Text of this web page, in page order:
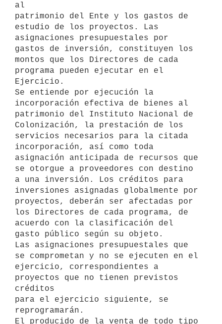
al
patrimonio del Ente y los gastos de
estudio de los proyectos. Las
asignaciones presupuestales por
gastos de inversión, constituyen los
montos que los Directores de cada
programa pueden ejecutar en el
Ejercicio.
Se entiende por ejecución la
incorporación efectiva de bienes al
patrimonio del Instituto Nacional de
Colonización, la prestación de los
servicios necesarios para la citada
incorporación, así como toda
asignación anticipada de recursos que
se otorgue a proveedores con destino
a una inversión. Los créditos para
inversiones asignadas globalmente por
proyectos, deberán ser afectadas por
los Directores de cada programa, de
acuerdo con la clasificación del
gasto público según su objeto.
Las asignaciones presupuestales que
se comprometan y no se ejecuten en el
ejercicio, correspondientes a
proyectos que no tienen previstos
créditos
para el ejercicio siguiente, se
reprogramarán.
El producido de la venta de todo tipo